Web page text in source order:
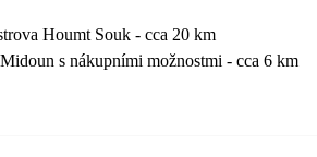
Houmt Souk - cca 20 km
s nákupními možnostmi - cca 6 km